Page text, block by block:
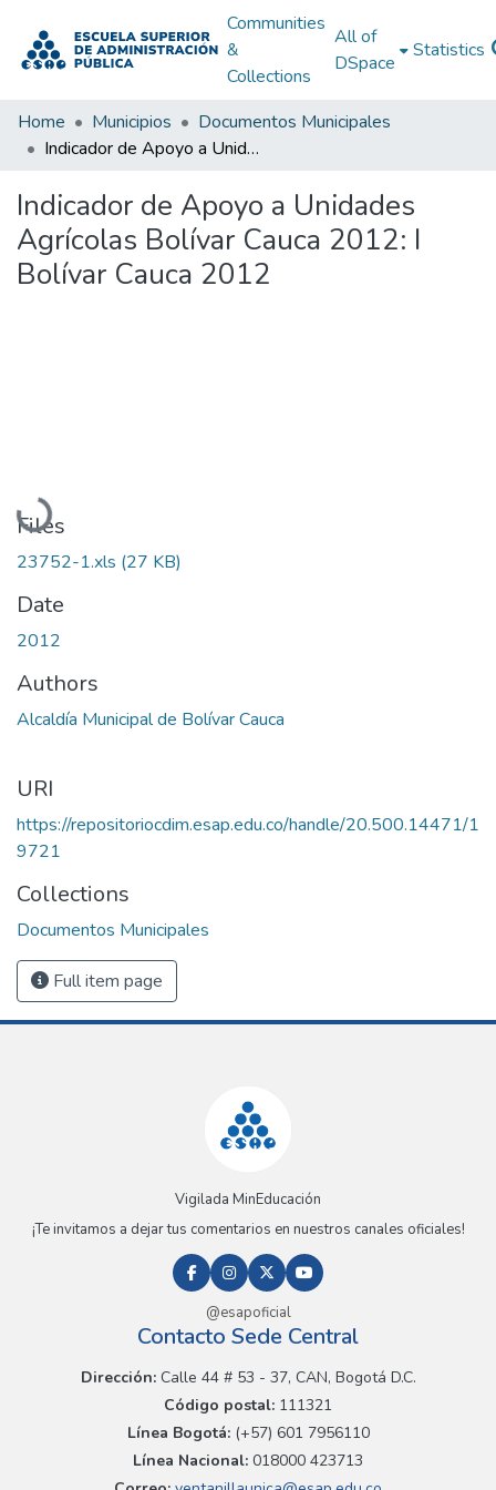
Communities
&
Collections
All of
DSpace
Statistics
Home Municipios
Documentos Municipales
Indicador de Apoyo a Unidades Agrícolas Bolívar Cauca 2012: I Bolívar Cauca 2012
Indicador de Apoyo a Unidades
Agrícolas Bolívar Cauca 2012: I
Bolívar Cauca 2012
Loading...
Files
23752-1.xls (27 KB)
Date
2012
Authors
Alcaldía Municipal de Bolívar Cauca
URI
https://repositoriocdim.esap.edu.co/handle/20.500.14471/1
9721
Collections
Documentos Municipales
Full item page
Vigilada MinEducación
¡Te invitamos a dejar tus comentarios en nuestros canales oficiales!
@esapoficial
Contacto Sede Central
Dirección:Calle 44 # 53 - 37, CAN, Bogotá D.C.
Código postal: 111321
Línea Bogotá:(+57) 601 7956110
Línea Nacional: 018000 423713